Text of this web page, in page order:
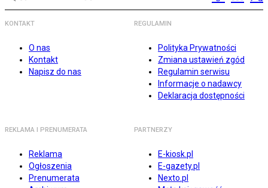
KONTAKT
O nas
Kontakt
Napisz do nas
REGULAMIN
Polityka Prywatności
Zmiana ustawień zgód
Regulamin serwisu
Informacje o nadawcy
Deklaracja dostępności
REKLAMA I PRENUMERATA
Reklama
Ogłoszenia
Prenumerata
PARTNERZY
E-kiosk.pl
E-gazety.pl
Nexto.pl